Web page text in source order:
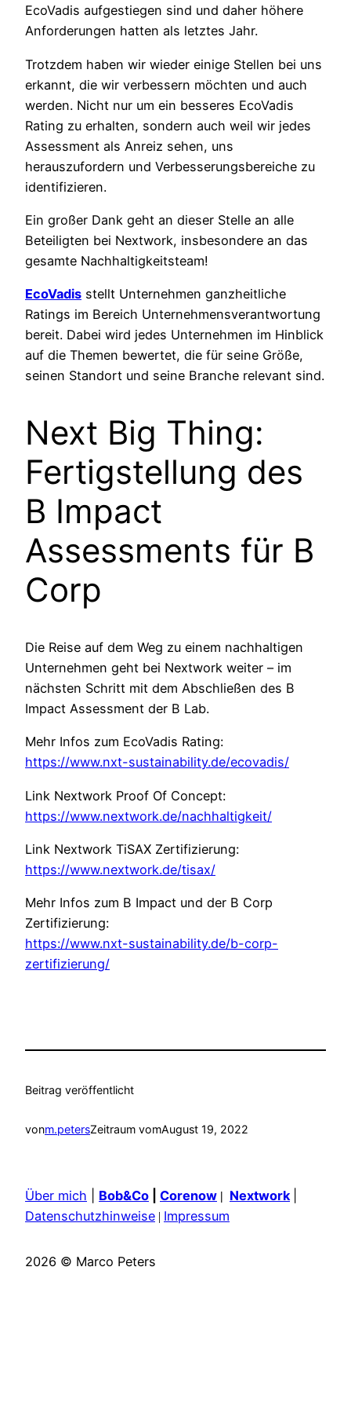
EcoVadis aufgestiegen sind und daher höhere
Anforderungen hatten als letztes Jahr.
Trotzdem haben wir wieder einige Stellen bei uns
erkannt, die wir verbessern möchten und auch
werden. Nicht nur um ein besseres EcoVadis
Rating zu erhalten, sondern auch weil wir jedes
Assessment als Anreiz sehen, uns
herauszufordern und Verbesserungsbereiche zu
identifizieren.
Ein großer Dank geht an dieser Stelle an alle
Beteiligten bei Nextwork, insbesondere an das
gesamte Nachhaltigkeitsteam!
EcoVadis stellt Unternehmen ganzheitliche
Ratings im Bereich Unternehmensverantwortung
bereit. Dabei wird jedes Unternehmen im Hinblick
auf die Themen bewertet, die für seine Größe,
seinen Standort und seine Branche relevant sind.
Next Big Thing:
Fertigstellung des
B Impact
Assessments für B
Corp
Die Reise auf dem Weg zu einem nachhaltigen
Unternehmen geht bei Nextwork weiter – im
nächsten Schritt mit dem Abschließen des B
Impact Assessment der B Lab.
Mehr Infos zum EcoVadis Rating:
https://www.nxt-sustainability.de/ecovadis/
Link Nextwork Proof Of Concept:
https://www.nextwork.de/nachhaltigkeit/
Link Nextwork TiSAX Zertifizierung:
https://www.nextwork.de/tisax/
Mehr Infos zum B Impact und der B Corp
Zertifizierung:
https://www.nxt-sustainability.de/b-corp-
zertifizierung/
Beitrag veröffentlicht
vonm.petersZeitraum vomAugust 19, 2022
Über mich Bob&Co Corenow | Nextwork
Datenschutzhinweise | Impressum
2026 © Marco Peters